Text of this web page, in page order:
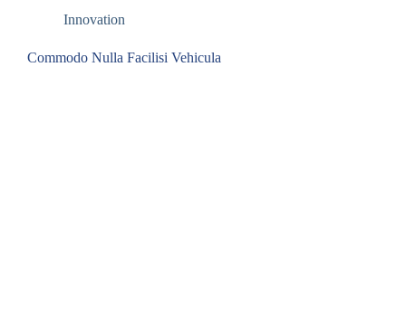
Innovation
Commodo Nulla Facilisi Vehicula